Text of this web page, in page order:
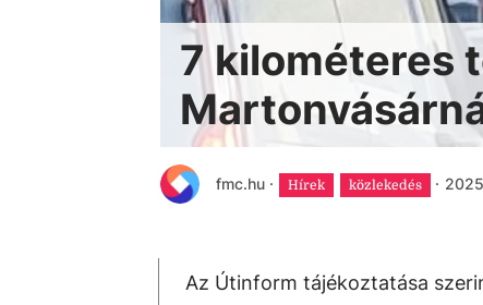
7 kilométeres
fmc.hu · Hírek közlekedés ·
Az Útinform tájékoztatása